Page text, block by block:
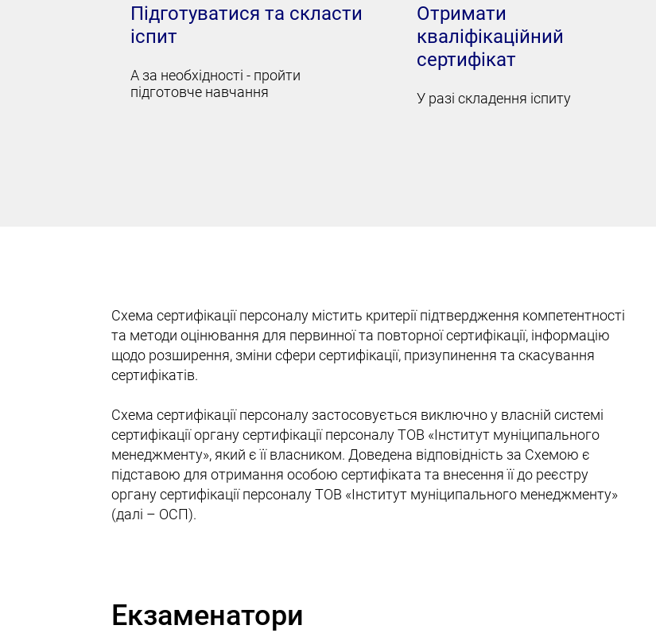
Підготуватися та скласти
іспит
А за необхідності - пройти
підготовче навчання
Отримати
кваліфікаційний
сертифікат
У разі складення іспиту
Схема сертифікації персоналу містить критерії підтвердження компетентності
та методи оцінювання для первинної та повторної сертифікації, інформацію
щодо розширення, зміни сфери сертифікації, призупинення та скасування
сертифікатів.
Схема сертифікації персоналу застосовується виключно у власній системі
сертифікації органу сертифікації персоналу ТОВ «Інститут муніципального
менеджменту», який є її власником. Доведена відповідність за Схемою є
підставою для отримання особою сертифіката та внесення її до реєстру
органу сертифікації персоналу ТОВ «Інститут муніципального менеджменту»
(далі – ОСП).
Екзаменатори